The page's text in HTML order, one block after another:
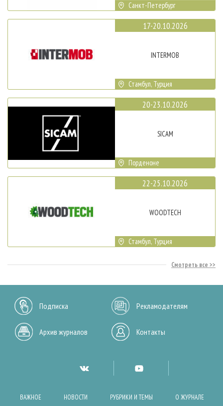
Санкт-Петербург
17-20.10.2026
INTERMOB
Стамбул, Турция
20-23.10.2026
SICAM
Порденоне
22-25.10.2026
WOODTECH
Стамбул, Турция
Смотреть все
Подписка Рекламодателям
Архив журналов Контакты
ВАЖНОЕ НОВОСТИ РУБРИКИ И ТЕМЫ О ЖУРНАЛЕ